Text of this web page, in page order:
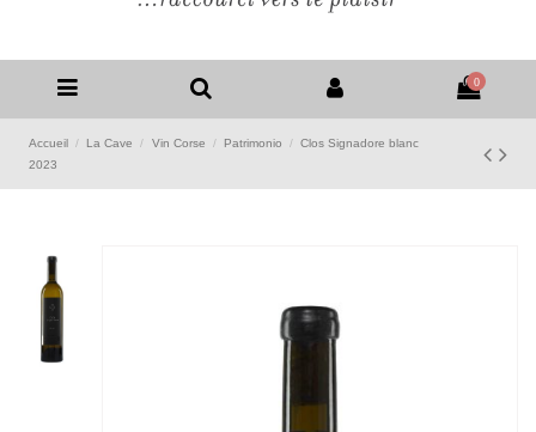
0
Accueil La Cave Vin Corse Patrimonio
Clos Signadore blanc
2023